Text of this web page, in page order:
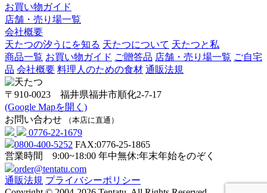
お買い物ガイド
店舗・売り場一覧
会社概要
天たつの汐うにを知る 天たつについて 天たつと私
商品一覧 お買い物ガイド ご贈答品 店舗・売り場一覧 ご自宅
品 会社概要 料理人のための食材 通販法規
〒910-0023 福井県福井市順化2-7-17
(Google Mapを開く)
お問い合わせ
（本店に直通）
0776-22-1679
0800-400-5252 FAX:0776-25-1865
営業時間 9:00~18:00 年中無休:年末年始をのぞく
order@tentatu.com
通販法規 プライバシーポリシー